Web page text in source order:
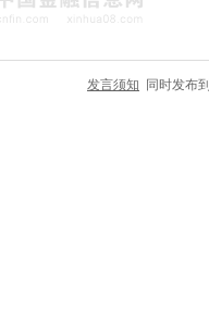
发言须知 同时发布到